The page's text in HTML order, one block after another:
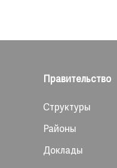
Правительство
Структуры
Районы
Доклады